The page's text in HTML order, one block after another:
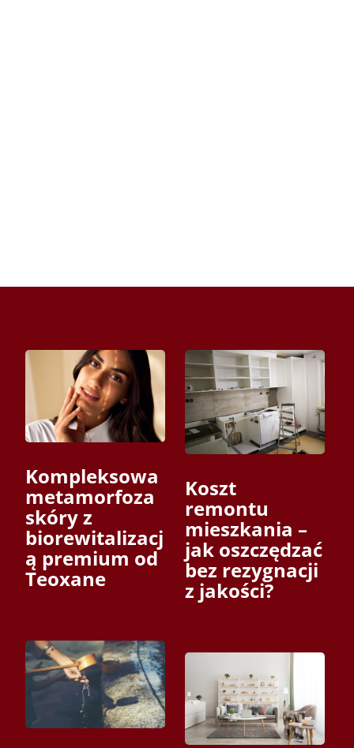
Kompleksowa
metamorfoza
skóry z
biorewitalizacj
ą premium od
Teoxane
Koszt
remontu
mieszkania –
jak oszczędzać
bez rezygnacji
z jakości?